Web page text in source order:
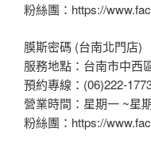
粉絲團：https://
膜斯密碼 (台南北門店)
服務地點：台南市中西
預約專線：(06)222-
營業時間：星期一 ~星
粉絲團：https://